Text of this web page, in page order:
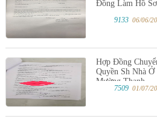
Đồng Làm Hồ
9133 06/06/
Hợp Đồng
Quyền Sh Nhà
Mường Thanh
7509 01/07/